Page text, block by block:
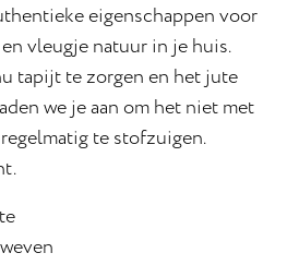
eigenschappen voor
vleugje natuur in je huis.
tapijt te zorgen en het jute
we je aan om het niet met
te stofzuigen.